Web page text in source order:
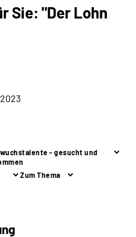
(DGS)
Sie: "Der Lohn
- gesucht und
Zum Thema